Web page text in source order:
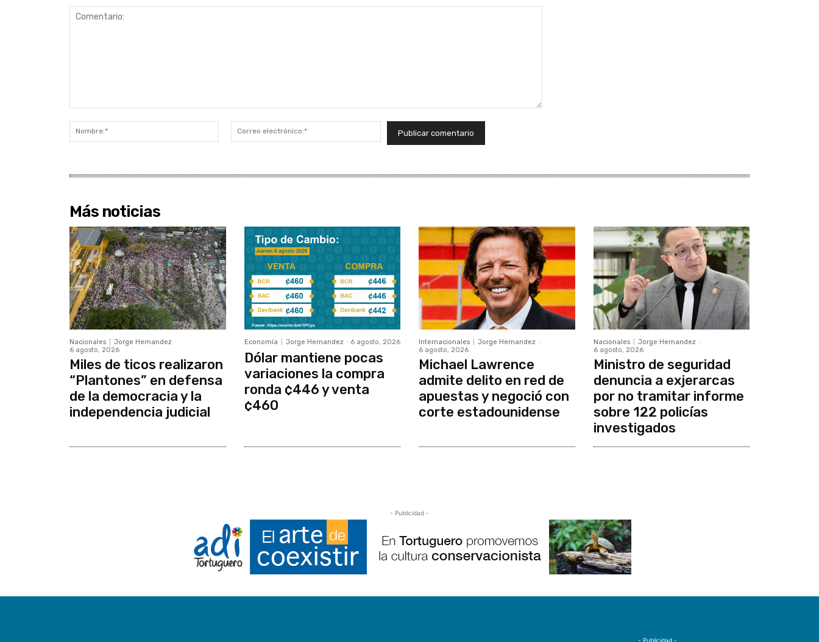
Nombre:*
electrónico:*
Más noticias
Nacionales Jorge Hernandez -
6 agosto, 2026
Miles de ticos realizaron
“Plantones” en defensa
de la democracia y la
independencia judicial
Economía Jorge Hernandez - 6 agosto, 2026
Dólar mantiene pocas
variaciones la compra
ronda ¢446 y venta
¢460
Internacionales Jorge Hernandez -
6 agosto, 2026
Michael Lawrence
admite delito en red de
apuestas y negoció con
corte estadounidense
Nacionales Jorge Hernandez -
6 agosto, 2026
Ministro de seguridad
denuncia a exjerarcas
por no tramitar informe
sobre 122 policías
investigados
- Publicidad -
- Publicidad -